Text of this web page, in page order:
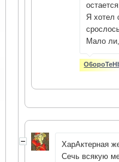
Я хотел
Мало
ХарАктерная
Сечь всякую